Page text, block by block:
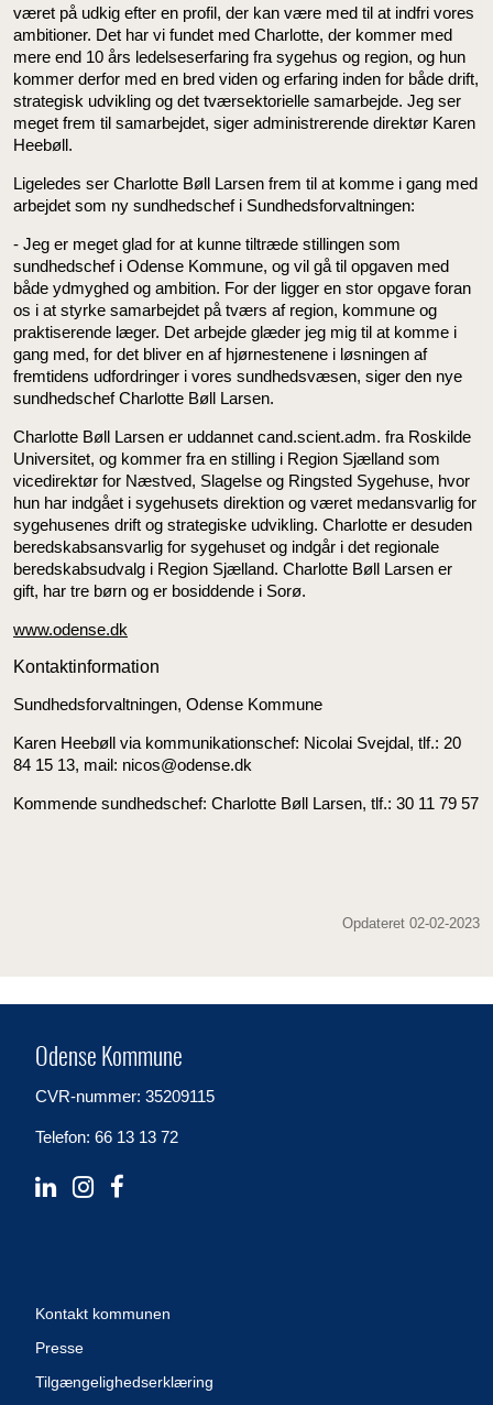
været på udkig efter en profil, der kan være med til at indfri vores
ambitioner. Det har vi fundet med Charlotte, der kommer med
mere end 10 års ledelseserfaring fra sygehus og region, og hun
kommer derfor med en bred viden og erfaring inden for både drift,
strategisk udvikling og det tværsektorielle samarbejde. Jeg ser
meget frem til samarbejdet, siger administrerende direktør Karen
Heebøll.
Ligeledes ser Charlotte Bøll Larsen frem til at komme i gang med
arbejdet som ny sundhedschef i Sundhedsforvaltningen:
- Jeg er meget glad for at kunne tiltræde stillingen som
sundhedschef i Odense Kommune, og vil gå til opgaven med
både ydmyghed og ambition. For der ligger en stor opgave foran
os i at styrke samarbejdet på tværs af region, kommune og
praktiserende læger. Det arbejde glæder jeg mig til at komme i
gang med, for det bliver en af hjørnestenene i løsningen af
fremtidens udfordringer i vores sundhedsvæsen, siger den nye
sundhedschef Charlotte Bøll Larsen.
Charlotte Bøll Larsen er uddannet cand.scient.adm. fra Roskilde
Universitet, og kommer fra en stilling i Region Sjælland som
vicedirektør for Næstved, Slagelse og Ringsted Sygehuse, hvor
hun har indgået i sygehusets direktion og været medansvarlig for
sygehusenes drift og strategiske udvikling. Charlotte er desuden
beredskabsansvarlig for sygehuset og indgår i det regionale
beredskabsudvalg i Region Sjælland. Charlotte Bøll Larsen er
gift, har tre børn og er bosiddende i Sorø.
www.odense.dk
Kontaktinformation
Sundhedsforvaltningen, Odense Kommune
Karen Heebøll via kommunikationschef: Nicolai Svejdal, tlf.: 20
84 15 13, mail: nicos@odense.dk
Kommende sundhedschef: Charlotte Bøll Larsen, tlf.: 30 11 79 57
Opdateret 02-02-2023
Odense Kommune
CVR-nummer: 35209115
Telefon: 66 13 13 72
Kontakt kommunen
Presse
Tilgængelighedserklæring